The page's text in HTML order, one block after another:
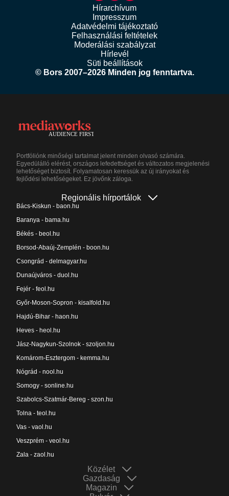
Hírarchívum
Impresszum
Adatvédelmi tájékoztató
Felhasználási feltételek
Moderálási szabályzat
Hírlevél
Süti beállítások
© Bors 2007–2026 Minden jog fenntartva.
Portfóliónk minőségi tartalmat jelent minden olvasó számára.
Egyedülálló elérést, országos lefedettséget és változatos megjelenési
lehetőséget biztosít. Folyamatosan keressük az új irányokat és
fejlődési lehetőségeket. Ez jövőnk záloga.
Regionális hírportálok
Bács-Kiskun - baon.hu
Baranya - bama.hu
Békés - beol.hu
Borsod-Abaúj-Zemplén - boon.hu
Csongrád - delmagyar.hu
Dunaújváros - duol.hu
Fejér - feol.hu
Győr-Moson-Sopron - kisalfold.hu
Hajdú-Bihar - haon.hu
Heves - heol.hu
Jász-Nagykun-Szolnok - szoljon.hu
Komárom-Esztergom - kemma.hu
Nógrád - nool.hu
Somogy - sonline.hu
Szabolcs-Szatmár-Bereg - szon.hu
Tolna - teol.hu
Vas - vaol.hu
Veszprém - veol.hu
Zala - zaol.hu
Közélet
Gazdaság
Magazin